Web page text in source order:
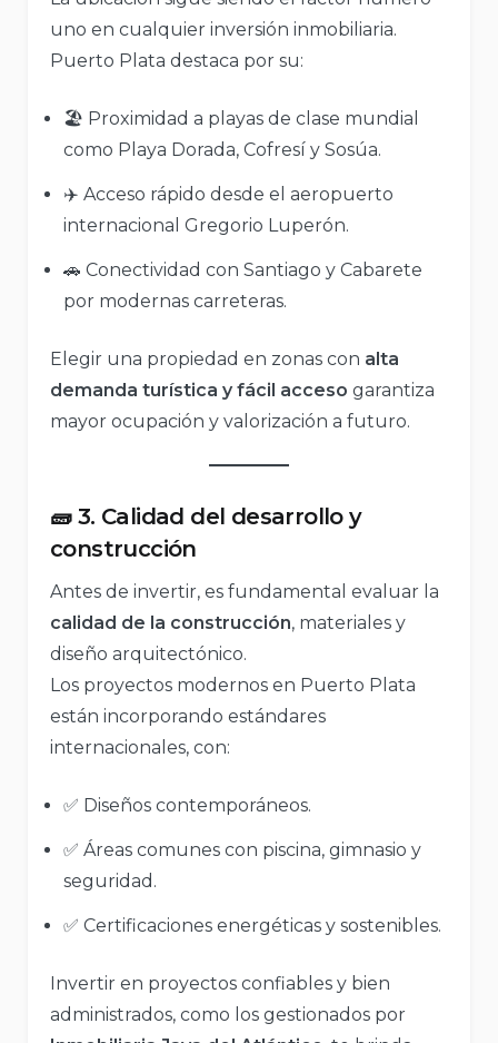
uno en cualquier inversión inmobiliaria.
Puerto Plata destaca por su:
🏖️ Proximidad a playas de clase mundial
como Playa Dorada, Cofresí y Sosúa.
✈️ Acceso rápido desde el aeropuerto
internacional Gregorio Luperón.
🚗 Conectividad con Santiago y Cabarete
por modernas carreteras.
Elegir una propiedad en zonas con alta
demanda turística y fácil acceso garantiza
mayor ocupación y valorización a futuro.
🧱 3. Calidad del desarrollo y
construcción
Antes de invertir, es fundamental evaluar la
calidad de la construcción, materiales y
diseño arquitectónico.
Los proyectos modernos en Puerto Plata
están incorporando estándares
internacionales, con:
✅ Diseños contemporáneos.
✅ Áreas comunes con piscina, gimnasio y
seguridad.
✅ Certificaciones energéticas y sostenibles.
Invertir en proyectos confiables y bien
administrados, como los gestionados por